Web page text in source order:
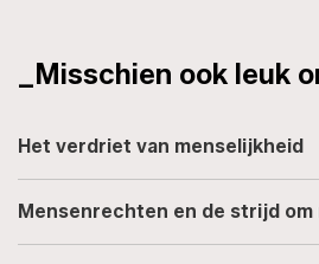
_Misschien ook leuk
Het verdriet van menselijkheid
Mensenrechten en de strijd